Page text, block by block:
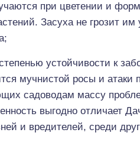
при цветении и
Засуха не грозит
устойчивости к
мучнистой росы и атаки
садоводам массу
выгодно отличает
и вредителей, среди